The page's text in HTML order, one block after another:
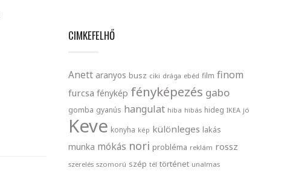
CIMKEFELHŐ
Anett aranyos busz ciki drága ebéd film finom
furcsa fénykép fényképezés gabo
gomba gyanús hangulat hiba hibás hideg IKEA jó
Keve konyha kép különleges lakás
munka mókás nori probléma reklám rossz
szerelés szomorú szép tél történet unalmas